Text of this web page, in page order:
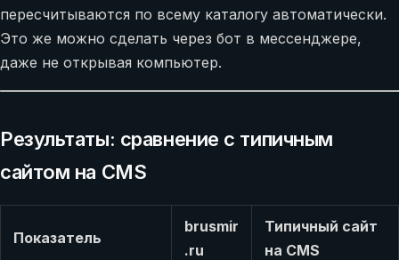
пересчитываются по всему каталогу автоматически.
Это же можно сделать через бот в мессенджере,
даже не открывая компьютер.
Результаты: сравнение с типичным
сайтом на CMS
Показатель
brusmir
.ru
Типичный сайт
на CMS